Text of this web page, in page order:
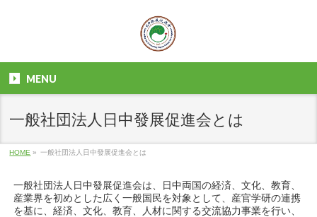
MENU
一般社団法人日中發展促進会とは
HOME » 一般社団法人日中發展促進会とは
一般社団法人日中發展促進会は、日中両国の経済、文化、教育、
産業界を初めとした広く一般国民を対象として、産官学研の連携
を基に、経済、文化、教育、人材に関する交流協力事業を行い、